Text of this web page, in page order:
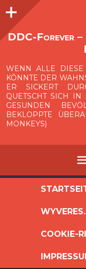
O
p
e
n
i
d
e
b
a
DDC-Forever –
WENN ALLE DIESE
KÖNNTE DER
ER SICKERT
QUETSCHT SICH
GESUNDEN
BEKLOPPTE
MONKEYS)
SPRINGEN
COOKIE-
Seitenleiste